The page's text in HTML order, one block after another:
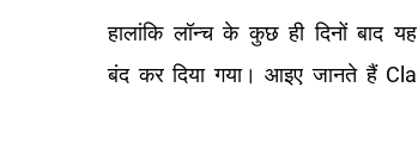
हालांकि लॉन्च के कुछ ही दिनों बाद
बंद कर दिया गया। आइए जानते हैं